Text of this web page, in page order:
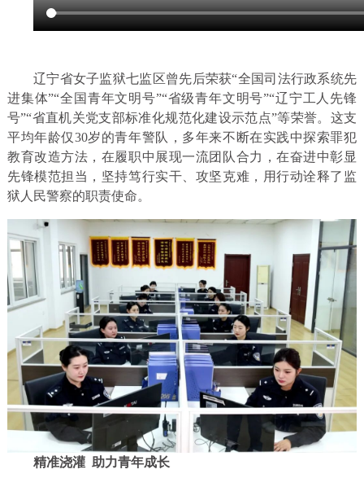
辽宁省女子监狱七监区曾先后荣获“全国司法行政系统先
进集体”“全国青年文明号”“省级青年文明号”“辽宁工人先锋
号”“省直机关党支部标准化规范化建设示范点”等荣誉。这支
平均年龄仅30岁的青年警队，多年来不断在实践中探索罪犯
教育改造方法，在履职中展现一流团队合力，在奋进中彰显
先锋模范担当，坚持笃行实干、攻坚克难，用行动诠释了监
狱人民警察的职责使命。
精准浇灌 助力青年成长